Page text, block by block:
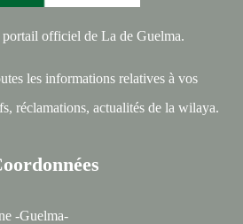
officiel de La de Guelma.
les informations relatives à vos
réclamations, actualités de la wilaya.
-Guelma-